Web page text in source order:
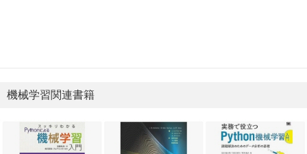
機械学習関連書籍